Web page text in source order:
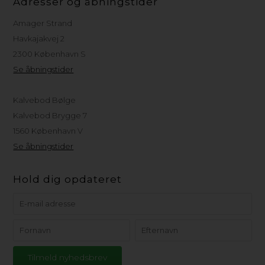
Amager Strand
Havkajakvej 2
2300 København S
Se åbningstider
Kalvebod Bølge
Kalvebod Brygge 7
1560 København V
Se åbningstider
Hold dig opdateret